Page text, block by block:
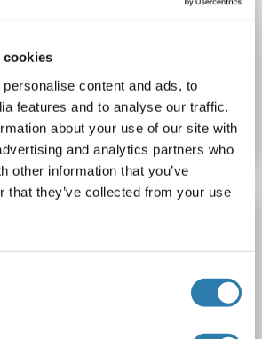
cookies
content and ads, to
features and to analyse our traffic.
about your use of our site with
and analytics partners who
other information that you’ve
that they’ve collected from your use
Details
Kaninchen
Colorimetric